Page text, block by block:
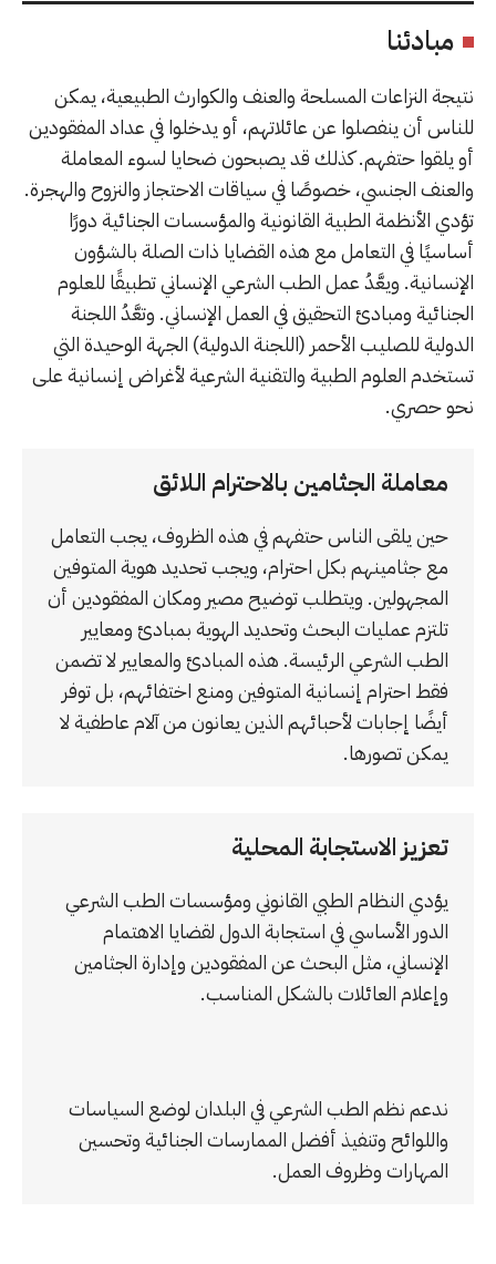
مبادئنا
نتيجة النزاعات المسلحة والعنف والكوارث الطبيعية، يمكن
للناس أن ينفصلوا عن عائلاتهم، أو يدخلوا في عداد المفقودين
أو يلقوا حتفهم. كذلك قد يصبحون ضحايا لسوء المعاملة
والعنف الجنسي، خصوصًا في سياقات الاحتجاز والنزوح والهجرة.
تؤدي الأنظمة الطبية القانونية والمؤسسات الجنائية دورًا
أساسيًا في التعامل مع هذه القضايا ذات الصلة بالشؤون
الإنسانية. ويعَّدُ عمل الطب الشرعي الإنساني تطبيقًا للعلوم
الجنائية ومبادئ التحقيق في العمل الإنساني. وتعَّدُ اللجنة
الدولية للصليب الأحمر (اللجنة الدولية) الجهة الوحيدة التي
تستخدم العلوم الطبية والتقنية الشرعية لأغراض إنسانية على
نحو حصري.
معاملة الجثامين بالاحترام اللائق
حين يلقى الناس حتفهم في هذه الظروف، يجب التعامل
مع جثامينهم بكل احترام، ويجب تحديد هوية المتوفين
المجهولين. ويتطلب توضيح مصير ومكان المفقودين أن
تلتزم عمليات البحث وتحديد الهوية بمبادئ ومعايير
الطب الشرعي الرئيسة. هذه المبادئ والمعايير لا تضمن
فقط احترام إنسانية المتوفين ومنع اختفائهم، بل توفر
أيضًا إجابات لأحبائهم الذين يعانون من آلام عاطفية لا
يمكن تصورها.
تعزيز الاستجابة المحلية
يؤدي النظام الطبي القانوني ومؤسسات الطب الشرعي
الدور الأساسي في استجابة الدول لقضايا الاهتمام
الإنساني، مثل البحث عن المفقودين وإدارة الجثامين
وإعلام العائلات بالشكل المناسب.
ندعم نظم الطب الشرعي في البلدان لوضع السياسات
واللوائح وتنفيذ أفضل الممارسات الجنائية وتحسين
المهارات وظروف العمل.